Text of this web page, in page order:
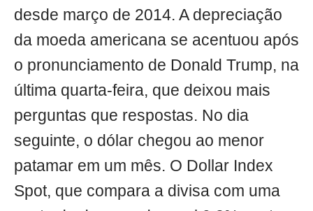
desde março de 2014. A depreciação
da moeda americana se acentuou após
o pronunciamento de Donald Trump, na
última quarta-feira, que deixou mais
perguntas que respostas. No dia
seguinte, o dólar chegou ao menor
patamar em um mês. O Dollar Index
Spot, que compara a divisa com uma